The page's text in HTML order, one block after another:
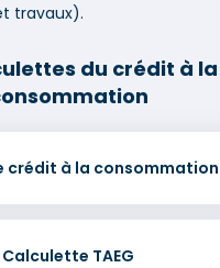
travaux).
du crédit à la
crédit à la consommation
Calculette TAEG